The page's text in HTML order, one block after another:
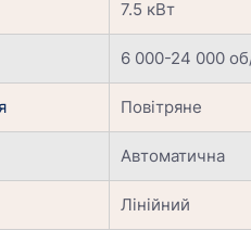
7.5 кВт
6 000-24 000
Повітряне
Автоматична
Лінійний